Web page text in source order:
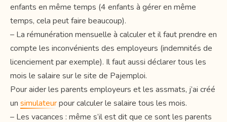
enfants en même temps (4 enfants à gérer en même
temps, cela peut faire beaucoup).
– La rémunération mensuelle à calculer et il faut prendre en
compte les inconvénients des employeurs (indemnités de
licenciement par exemple). Il faut aussi déclarer tous les
mois le salaire sur le site de Pajemploi.
Pour aider les parents employeurs et les assmats, j’ai créé
un simulateurpour calculer le salaire tous les mois.
– Les vacances : même s’il est dit que ce sont les parents